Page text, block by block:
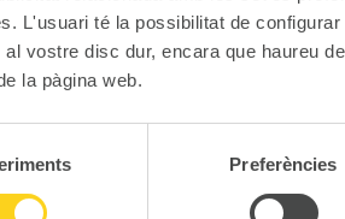
L'usuari té la possibilitat de
al vostre disc dur, encara que haureu
la pàgina web.
Preferències
DEMANDEZ